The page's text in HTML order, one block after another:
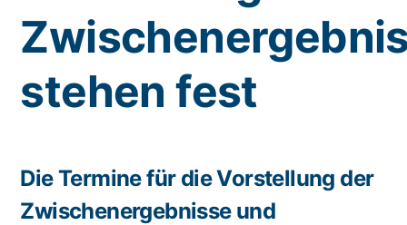
stehen fest
Die Termine für die Vorstellung der
Zwischenergebnisse und